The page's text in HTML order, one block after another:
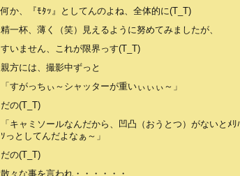
何か、『ﾓﾀｯ』としてんのよね、全体的に(T_T)
精一杯、薄く（笑）見えるように努めてみましたが、
すいません、これが限界っす(T_T)
親方には、撮影中ずっと
「すがっちぃ～シャッターが重いぃぃぃ～」
だの(T_T)
「キャミソールなんだから、凹凸（おうとつ）がないとﾒ
ｿっとしてんだよなぁ～」
だの(T_T)
散々な事を言われ・・・・・・